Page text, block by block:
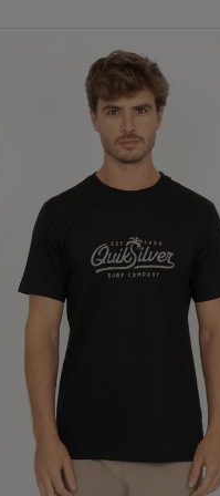
P GG
Adicionar ao carrinho